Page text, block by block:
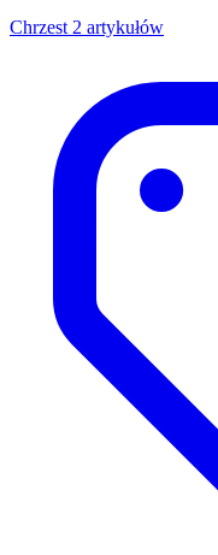
Chrzest 2 artykułów